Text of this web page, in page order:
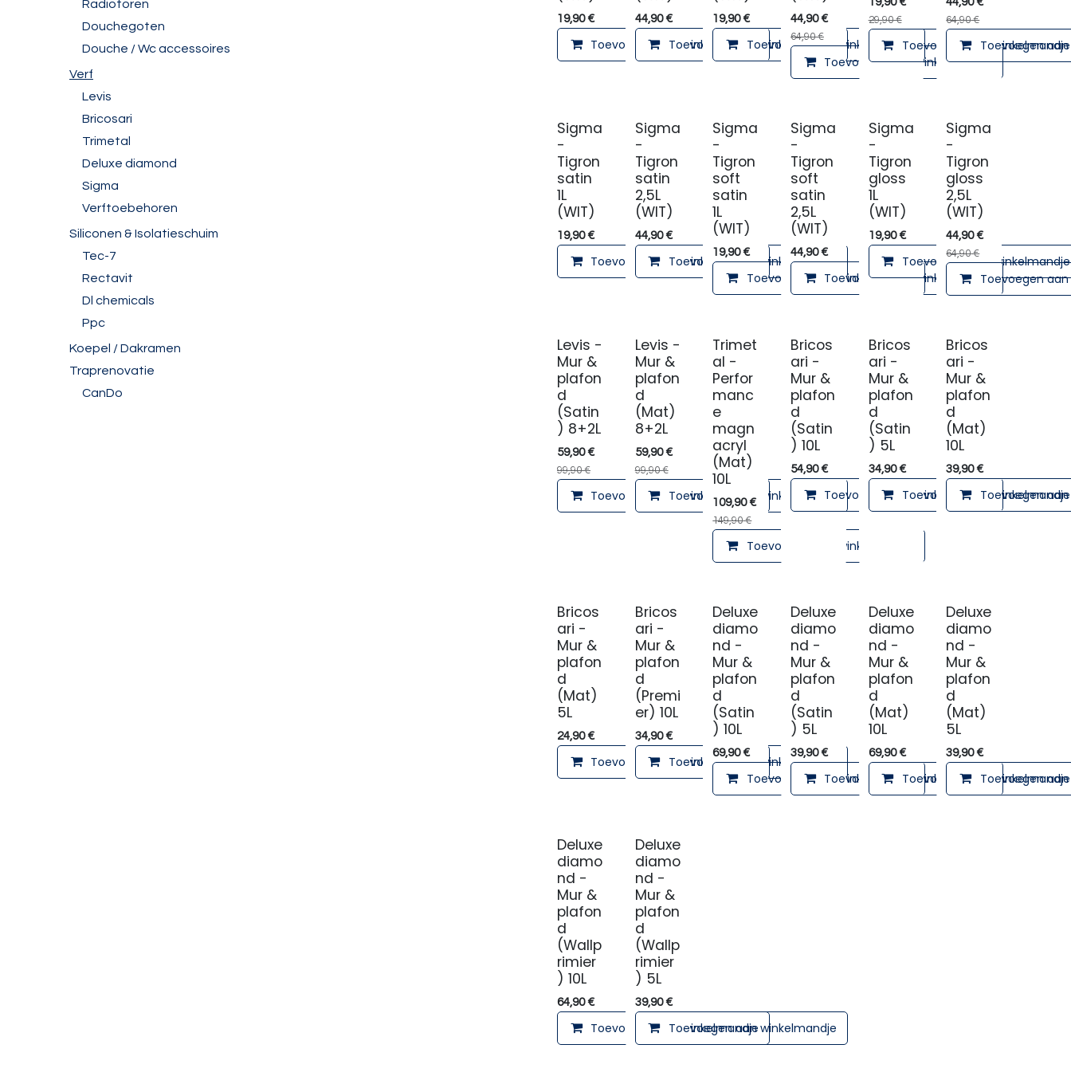
Radiotoren
Douchegoten
Douche / Wc accessoires
Verf
Levis
Bricosari
Trimetal
Deluxe diamond
Sigma
Verftoebehoren
Siliconen & Isolatieschuim
Tec-7
Rectavit
Dl chemicals
Ppc
Koepel / Dakramen
Traprenovatie
CanDo
19,90€
Toevoegen aan winkelmandje
44,90€
Toevoegen aan winkelmandje
19,90€
Toevoegen aan winkelmandje
44,90€
64,90€
Toevoegen aan winkelmandje
29,90€
Toevoegen aan winkelmandje
64,90€
Toevoegen
Sigma
-
Tigron
satin
1L
(WIT)
19,90€
Toevoegen aan winkelmandje
Sigma
-
Tigron
satin
2,5L
(WIT)
44,90€
Toevoegen aan winkelmandje
Sigma
-
Tigron
soft
satin
1L
(WIT)
19,90€
Toevoegen aan winkelmandje
Sigma
-
Tigron
soft
satin
2,5L
(WIT)
44,90€
Toevoegen aan winkelmandje
Sigma
-
Tigron
gloss
1L
(WIT)
19,90€
Toevoegen aan winkelmandje
Sigma
-
Tigron
gloss
2,5L
(WIT)
44,90€
64,90€
Toevoegen
Levis -
Mur &
plafon
d
(Satin
) 8+2L
59,90€
99,90€
Toevoegen aan winkelmandje
Levis -
Mur &
plafon
d
(Mat)
8+2L
59,90€
99,90€
Toevoegen aan winkelmandje
Trimet
al -
Perfor
manc
e
magn
acryl
(Mat)
10L
109,90€
149,90€
Toevoegen aan winkelmandje
Bricos
ari -
Mur &
plafon
d
(Satin
) 10L
54,90€
Toevoegen aan winkelmandje
Bricos
ari -
Mur &
plafon
d
(Satin
) 5L
34,90€
Toevoegen aan winkelmandje
Bricos
ari -
Mur &
plafon
d
(Mat)
10L
39,90€
Toevoegen
Bricos
ari -
Mur &
plafon
d
(Mat)
5L
24,90€
Toevoegen aan winkelmandje
Bricos
ari -
Mur &
plafon
d
(Premi
er) 10L
34,90€
Toevoegen aan winkelmandje
Deluxe
diamo
nd -
Mur &
plafon
d
(Satin
) 10L
69,90€
Toevoegen aan winkelmandje
Deluxe
diamo
nd -
Mur &
plafon
d
(Satin
) 5L
39,90€
Toevoegen aan winkelmandje
Deluxe
diamo
nd -
Mur &
plafon
d
(Mat)
10L
69,90€
Toevoegen aan winkelmandje
Deluxe
diamo
nd -
Mur &
plafon
d
(Mat)
5L
39,90€
Toevoegen
Deluxe
diamo
nd -
Mur &
plafon
d
(Wallp
rimier
) 10L
64,90€
Toevoegen aan winkelmandje
Deluxe
diamo
nd -
Mur &
plafon
d
(Wallp
rimier
) 5L
39,90€
Toevoegen aan winkelmandje